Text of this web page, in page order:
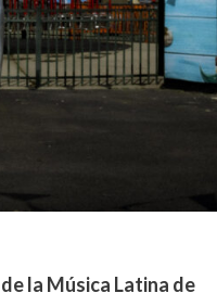
la Música Latina de